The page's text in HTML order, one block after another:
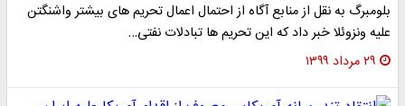
بلومبرگ به نقل از منابع آگاه از احتمال اعمال تحریم های بیشتر واشنگتن
علیه ونزوئلا خبر داد که این تحریم ها تبادلات نفتی…
۲۹ مرداد ۱۳۹۹